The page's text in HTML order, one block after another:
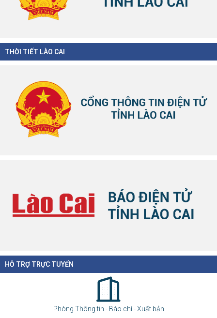
THỜI TIẾT LÀO CAI
HỖ TRỢ TRỰC TUYẾN
Phòng Thông tin - Báo chí - Xuất bản